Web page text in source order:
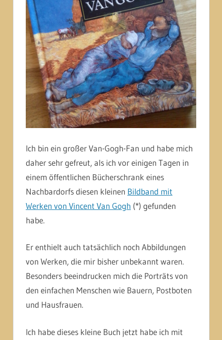
Ich bin ein großer Van-Gogh-Fan und habe mich
daher sehr gefreut, als ich vor einigen Tagen in
einem öffentlichen Bücherschrank eines
Nachbardorfs diesen kleinen Bildband mit
Werken von Vincent Van Gogh (*) gefunden
habe.
Er enthielt auch tatsächlich noch Abbildungen
von Werken, die mir bisher unbekannt waren.
Besonders beeindrucken mich die Porträts von
den einfachen Menschen wie Bauern, Postboten
und Hausfrauen.
Ich habe dieses kleine Buch jetzt habe ich mit